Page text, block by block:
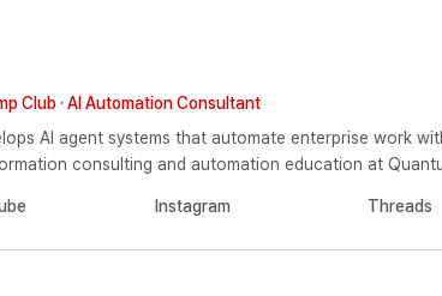
Club · AI Automation Consultant
AI agent systems that automate enterprise work
consulting and automation education at
Instagram Threads